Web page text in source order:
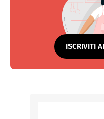
ISCRIVITI